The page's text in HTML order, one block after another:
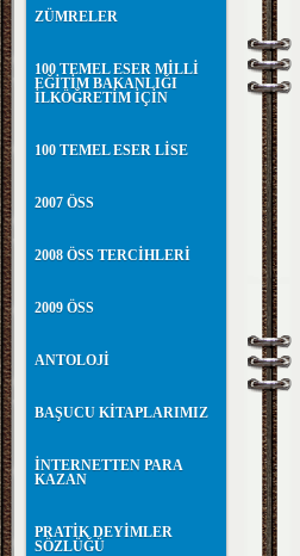
ZÜMRELER
100 TEMEL ESER MİLLİ
EĞİTİM BAKANLIĞI
İLKÖĞRETİM İÇİN
100 TEMEL ESER LİSE
2007 ÖSS
2008 ÖSS TERCİHLERİ
2009 ÖSS
ANTOLOJİ
BAŞUCU KİTAPLARIMIZ
İNTERNETTEN PARA
KAZAN
PRATİK DEYİMLER
SÖZLÜĞÜ